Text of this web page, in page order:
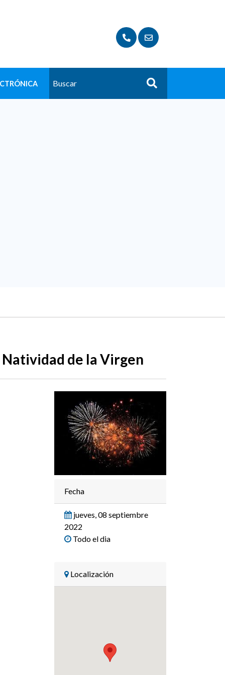
Buscar
de la Virgen
Fecha
jueves, 08 septiembre
2022
Todo el dia
Localización